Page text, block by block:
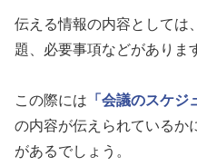
伝える情報の内容としては
題、必要事項などがありま
この際には 「会議のスケジ
の内容が伝えられているか
があるでしょう。